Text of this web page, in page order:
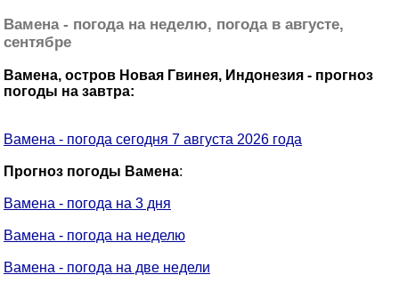
Вамена - погода на неделю, погода в августе,
сентябре
Вамена, остров Новая Гвинея, Индонезия - прогноз
погоды на завтра:
Вамена - погода сегодня 7 августа 2026 года
Прогноз погоды Вамена:
Вамена - погода на 3 дня
Вамена - погода на неделю
Вамена - погода на две недели